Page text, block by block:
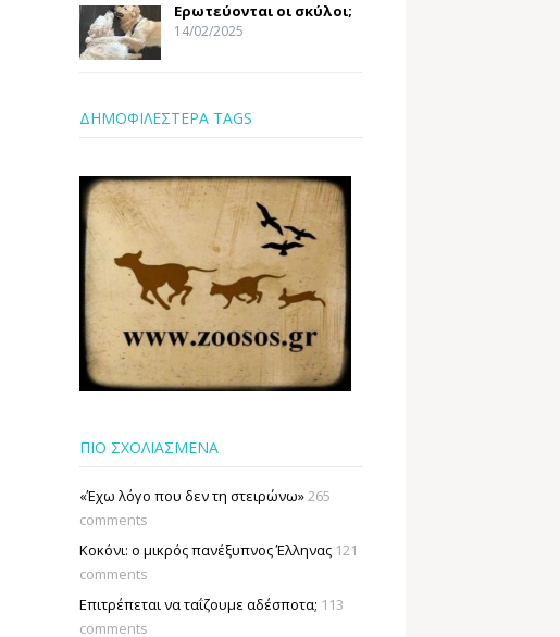
Ερωτεύονται οι σκύλοι;
14/02/2025
ΔΗΜΟΦΙΛΕΣΤΕΡΑ TAGS
ΠΙΟ ΣΧΟΛΙΑΣΜΕΝΑ
«Έχω λόγο που δεν τη στειρώνω»265
comments
Κοκόνι: ο μικρός πανέξυπνος Έλληνας 121
comments
Επιτρέπεται να ταΐζουµε αδέσποτα; 113
comments